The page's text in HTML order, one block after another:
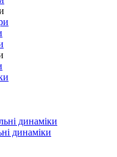
динаміки
динаміки